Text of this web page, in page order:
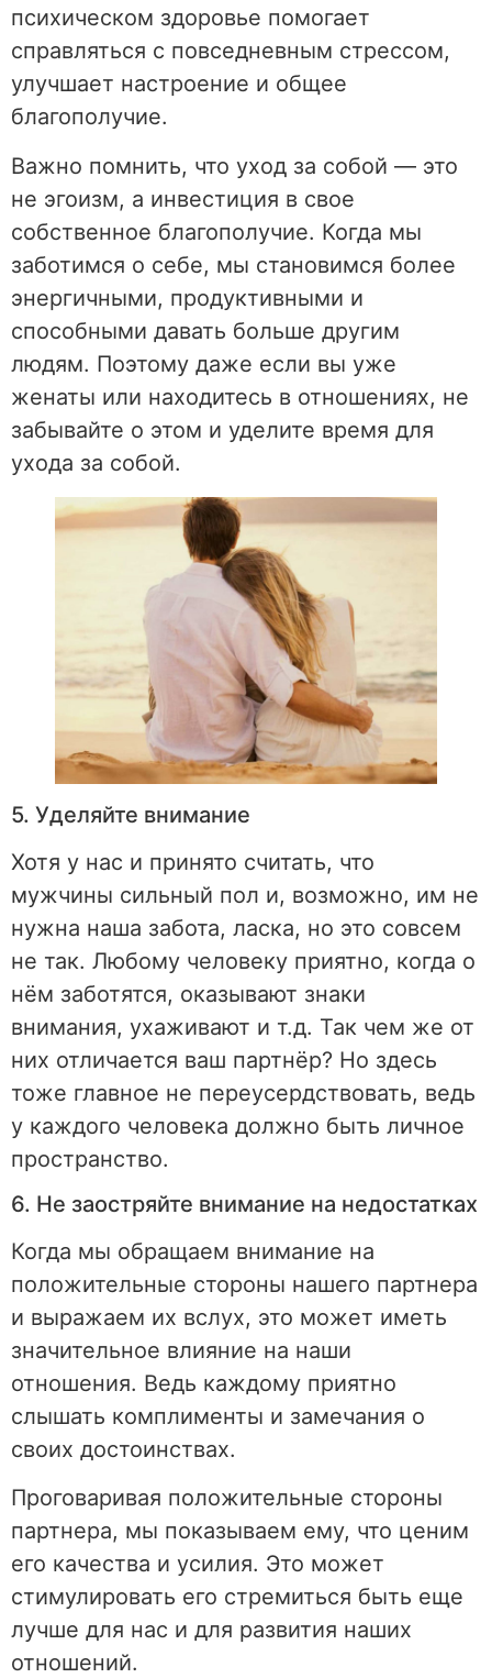
психическом здоровье помогает
справляться с повседневным стрессом,
улучшает настроение и общее
благополучие.
Важно помнить, что уход за собой — это
не эгоизм, а инвестиция в свое
собственное благополучие. Когда мы
заботимся о себе, мы становимся более
энергичными, продуктивными и
способными давать больше другим
людям. Поэтому даже если вы уже
женаты или находитесь в отношениях, не
забывайте о этом и уделите время для
ухода за собой.
5. Уделяйте внимание
Хотя у нас и принято считать, что
мужчины сильный пол и, возможно, им не
нужна наша забота, ласка, но это совсем
не так. Любому человеку приятно, когда о
нём заботятся, оказывают знаки
внимания, ухаживают и т.д. Так чем же от
них отличается ваш партнёр? Но здесь
тоже главное не переусердствовать, ведь
у каждого человека должно быть личное
пространство.
6. Не заостряйте внимание на недостатках
Когда мы обращаем внимание на
положительные стороны нашего партнера
и выражаем их вслух, это может иметь
значительное влияние на наши
отношения. Ведь каждому приятно
слышать комплименты и замечания о
своих достоинствах.
Проговаривая положительные стороны
партнера, мы показываем ему, что ценим
его качества и усилия. Это может
стимулировать его стремиться быть еще
лучше для нас и для развития наших
отношений.